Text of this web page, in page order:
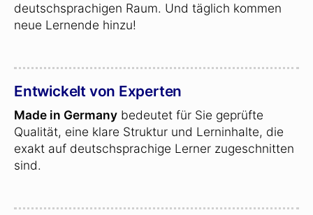
deutschsprachigen Raum. Und täglich kommen
neue Lernende hinzu!
Entwickelt von Experten
Made in Germany bedeutet für Sie geprüfte
Qualität, eine klare Struktur und Lerninhalte, die
exakt auf deutschsprachige Lerner zugeschnitten
sind.